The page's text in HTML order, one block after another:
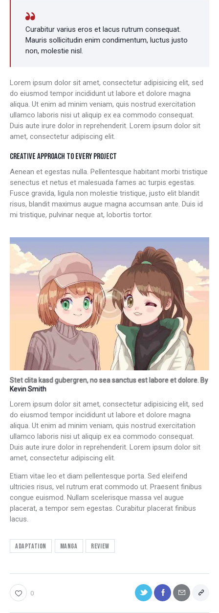
Curabitur varius eros et lacus rutrum consequat.
Mauris sollicitudin enim condimentum, luctus justo
non, molestie nisl.
Lorem ipsum dolor sit amet, consectetur adipisicing elit, sed
do eiusmod tempor incididunt ut labore et dolore magna
aliqua. Ut enim ad minim veniam, quis nostrud exercitation
ullamco laboris nisi ut aliquip ex ea commodo consequat.
Duis aute irure dolor in reprehenderit. Lorem ipsum dolor sit
amet, consectetur adipiscing elit.
CREATIVE APPROACH TO EVERY PROJECT
Aenean et egestas nulla. Pellentesque habitant morbi tristique
senectus et netus et malesuada fames ac turpis egestas.
Fusce gravida, ligula non molestie tristique, justo elit blandit
risus, blandit maximus augue magna accumsan ante. Duis id
mi tristique, pulvinar neque at, lobortis tortor.
Stet clita kasd gubergren, no sea sanctus est labore et dolore. By
Kevin Smith
Lorem ipsum dolor sit amet, consectetur adipisicing elit, sed
do eiusmod tempor incididunt ut labore et dolore magna
aliqua. Ut enim ad minim veniam, quis nostrud exercitation
ullamco laboris nisi ut aliquip ex ea commodo consequat.
Duis aute irure dolor in reprehenderit. Lorem ipsum dolor sit
amet, consectetur adipiscing elit.
Etiam vitae leo et diam pellentesque porta. Sed eleifend
ultricies risus, vel rutrum erat commodo ut. Praesent finibus
congue euismod. Nullam scelerisque massa vel augue
placerat, a tempor sem egestas. Curabitur placerat finibus
lacus.
Adaptation Manga Review
0